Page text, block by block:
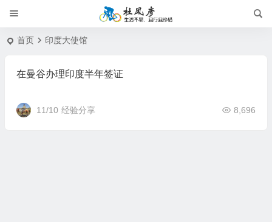
首页 印度大使馆
在曼谷办理印度半年签证
11/10 经验分享 8,696